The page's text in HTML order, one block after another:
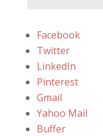
Facebook
Twitter
LinkedIn
Pinterest
Gmail
Yahoo Mail
Buffer